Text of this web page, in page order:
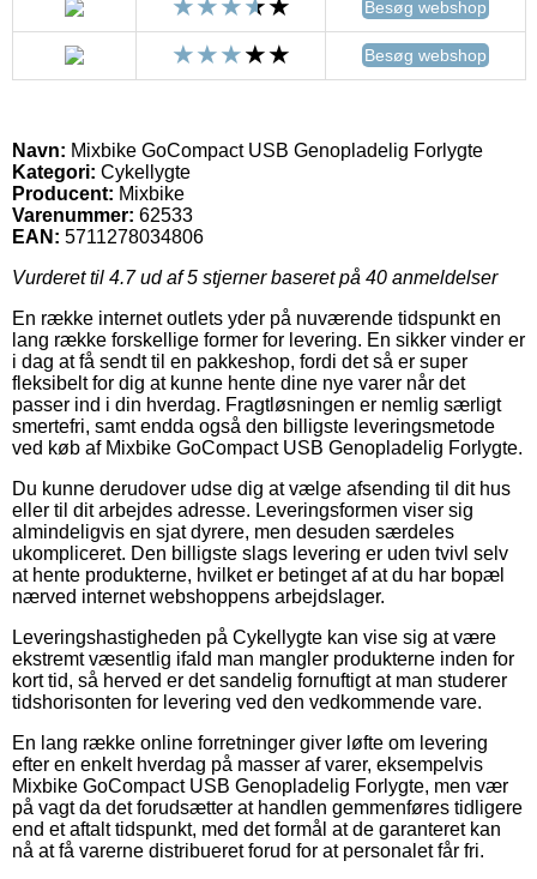
Besøg webshop
Besøg webshop
Navn: Mixbike GoCompact USB Genopladelig Forlygte
Kategori: Cykellygte
Producent: Mixbike
Varenummer: 62533
EAN: 5711278034806
Vurderet til 4.7ud af 5 stjerner baseret på 40 anmeldelser
En række internet outlets yder på nuværende tidspunkt en
lang række forskellige former for levering. En sikker vinder er
i dag at få sendt til en pakkeshop, fordi det så er super
fleksibelt for dig at kunne hente dine nye varer når det
passer ind i din hverdag. Fragtløsningen er nemlig særligt
smertefri, samt endda også den billigste leveringsmetode
ved køb af Mixbike GoCompact USB Genopladelig Forlygte.
Du kunne derudover udse dig at vælge afsending til dit hus
eller til dit arbejdes adresse. Leveringsformen viser sig
almindeligvis en sjat dyrere, men desuden særdeles
ukompliceret. Den billigste slags levering er uden tvivl selv
at hente produkterne, hvilket er betinget af at du har bopæl
nærved internet webshoppens arbejdslager.
Leveringshastigheden på Cykellygte kan vise sig at være
ekstremt væsentlig ifald man mangler produkterne inden for
kort tid, så herved er det sandelig fornuftigt at man studerer
tidshorisonten for levering ved den vedkommende vare.
En lang række online forretninger giver løfte om levering
efter en enkelt hverdag på masser af varer, eksempelvis
Mixbike GoCompact USB Genopladelig Forlygte, men vær
på vagt da det forudsætter at handlen gemmenføres tidligere
end et aftalt tidspunkt, med det formål at de garanteret kan
nå at få varerne distribueret forud for at personalet får fri.